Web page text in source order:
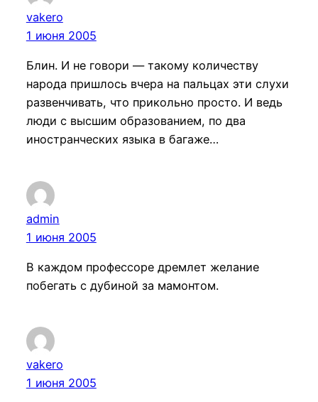
vakero
1 июня 2005
Блин. И не говори — такому количеству
народа пришлось вчера на пальцах эти слухи
развенчивать, что прикольно просто. И ведь
люди с высшим образованием, по два
иностранческих языка в багаже…
admin
1 июня 2005
В каждом профессоре дремлет желание
побегать с дубиной за мамонтом.
vakero
1 июня 2005